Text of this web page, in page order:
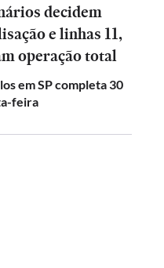
decidem
e linhas 11,
operação total
em SP completa 30
feira